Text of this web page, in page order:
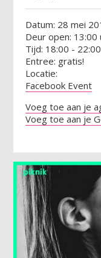
Datum: 28 mei
Deur open: 13:00
Tijd: 18:00 - 22:00
Entree: gratis!
Locatie:
Facebook Event
Voeg toe aan je
Voeg toe aan je